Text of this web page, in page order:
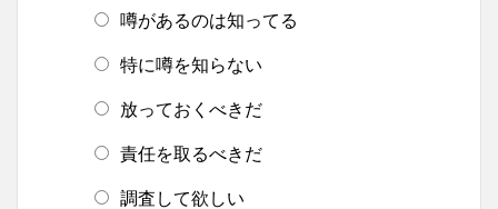
噂があるのは知ってる
特に噂を知らない
放っておくべきだ
責任を取るべきだ
調査して欲しい